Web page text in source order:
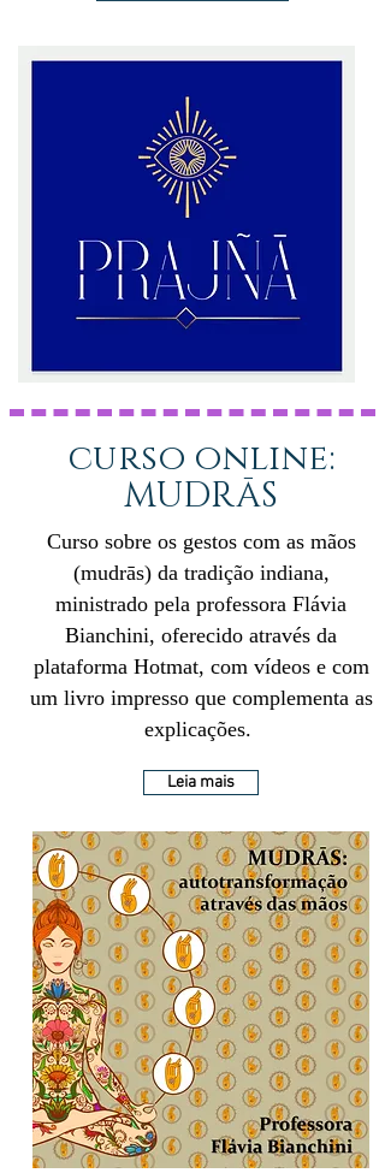
curso online:
MUDRĀS
Curso sobre os gestos com as mãos
(mudrās) da tradição indiana,
ministrado pela professora Flávia
Bianchini, oferecido através da
plataforma Hotmat, com vídeos e com
um livro impresso que complementa as
explicações.
Leia mais